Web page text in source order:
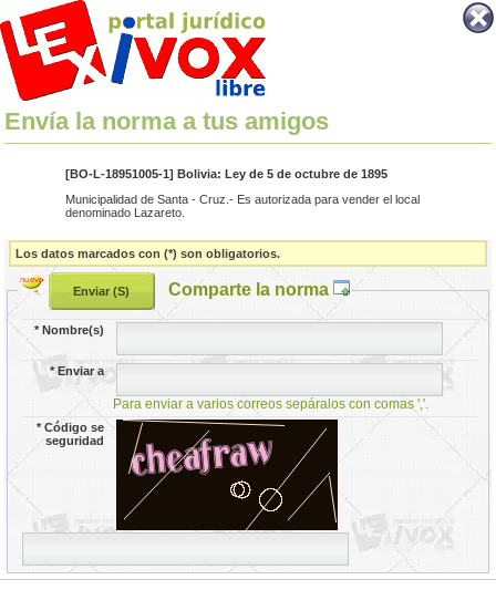
Envía la norma a tus amigos
[BO-L-18951005-1] Bolivia: Ley de 5 de octubre de 1895
Municipalidad de Santa - Cruz.- Es autorizada para vender el local
denominado Lazareto.
Los datos marcados con (*) son obligatorios.
Comparte la norma
*Nombre(s)
*Enviar a
Para enviar a varios correos sepáralos con comas ','.
*Código se
seguridad